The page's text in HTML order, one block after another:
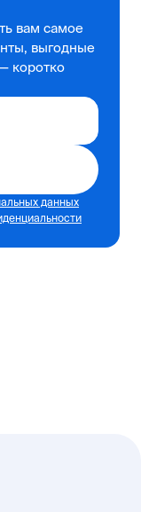
вам самое
выгодные
коротко
данных